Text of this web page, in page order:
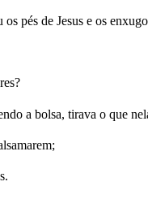
pés de Jesus e os
a bolsa, tirava o que